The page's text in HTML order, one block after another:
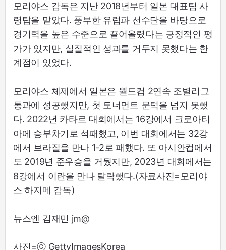
모리야스 감독은 지난 2018년부터 일본 대표팀 사
령탑을 맡았다. 풍부한 유럽파 선수단을 바탕으로
경기력을 높은 수준으로 끌어올렸다는 긍정적인 평
가가 있지만, 실질적인 성과를 거두지 못했다는 한
계점이 있었다.
모리야스 체제에서 일본은 월드컵 2연속 조별리그
통과에 성공했지만, 첫 토너먼트 문턱을 넘지 못했
다. 2022년 카타르 대회에서는 16강에서 크로아티
아에 승부차기로 석패했고, 이번 대회에서는 32강
에서 브라질을 만나 1-2로 패했다. 또 아시안컵에서
도 2019년 준우승을 거뒀지만, 2023년 대회에서는
8강에서 이란을 만나 탈락했다.(자료사진=모리야
스 하지메 감독)
뉴스엔 김재민 jm@
사진=ⓒ GettyImagesKorea